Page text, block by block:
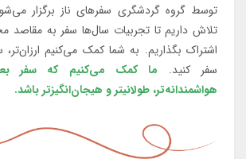
توسط گروه گردشگری سفرهای ناز برگزار
تلاش داریم تا تجربیات سال‌ها سفر به مقاصد
اشتراک بگذاریم. به شما کمک می‌کنیم
سفر کنید. ما کمک می‌کنیم که سفر
هواشمندانه‌تر، طولانی‎تر و هیجان‌انگیزتر باشد.